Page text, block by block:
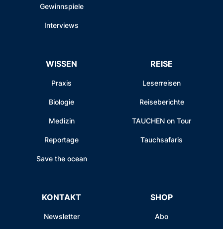
Gewinnspiele
Interviews
WISSEN
Praxis
Biologie
Medizin
Reportage
Save the ocean
REISE
Leserreisen
Reiseberichte
TAUCHEN on Tour
Tauchsafaris
KONTAKT
Newsletter
SHOP
Abo